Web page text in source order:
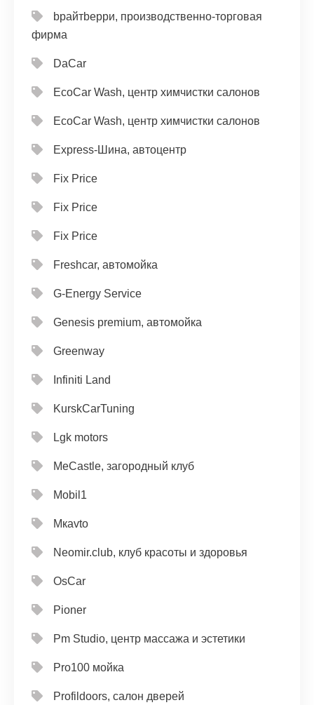
bрайтbерри, производственно-торговая
фирма
DaCar
EcoCar Wash, центр химчистки салонов
EcoCar Wash, центр химчистки салонов
Express-Шина, автоцентр
Fix Price
Fix Price
Fix Price
Freshcar, автомойка
G-Energy Service
Genesis premium, автомойка
Greenway
Infiniti Land
KurskCarTuning
Lgk motors
MeCastle, загородный клуб
Mobil1
Mкavto
Neomir.club, клуб красоты и здоровья
OsCar
Pioner
Pm Studio, центр массажа и эстетики
Pro100 мойка
Profildoors, салон дверей